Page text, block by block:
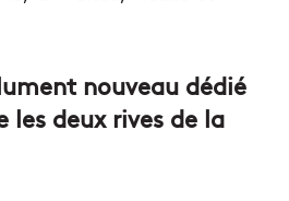
nouveau dédié
les deux rives de la